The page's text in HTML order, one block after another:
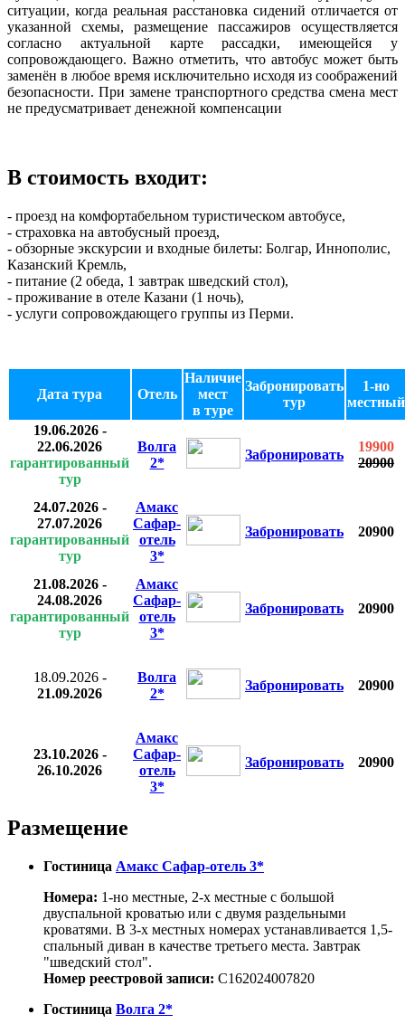
ситуации, когда реальная расстановка сидений отличается от
указанной схемы, размещение пассажиров осуществляется
согласно актуальной карте рассадки, имеющейся у
сопровождающего. Важно отметить, что автобус может быть
заменён в любое время исключительно исходя из соображений
безопасности. При замене транспортного средства смена мест
не предусматривает денежной компенсации
В стоимость входит:
- проезд на комфортабельном туристическом автобусе,
- страховка на автобусный проезд,
- обзорные экскурсии и входные билеты: Болгар, Иннополис,
Казанский Кремль,
- питание (2 обеда, 1 завтрак шведский стол),
- проживание в отеле Казани (1 ночь),
- услуги сопровождающего группы из Перми.
Дата тура Отель
Наличие
мест
в туре
Забронировать
тур
1-но
местный
19.06.2026-
22.06.2026
гарантированный
тур
Волга
2*
Забронировать
19900
20900
24.07.2026-
27.07.2026
гарантированный
тур
Амакс
Сафар-
отель
3*
Забронировать 20900
21.08.2026-
24.08.2026
гарантированный
тур
Амакс
Сафар-
отель
3*
Забронировать 20900
18.09.2026 -
21.09.2026
Волга
2*
Забронировать 20900
23.10.2026-
26.10.2026
Амакс
Сафар-
отель
3*
Забронировать 20900
Размещение
Гостиница Амакс Сафар-отель 3*
Номера: 1-но местные, 2-х местные с большой
двуспальной кроватью или с двумя раздельными
кроватями. В 3-х местных номерах устанавливается 1,5-
спальный диван в качестве третьего места. Завтрак
"шведский стол".
Номер реестровой записи: С162024007820
Гостиница Волга 2*